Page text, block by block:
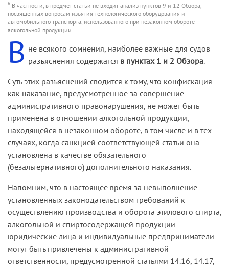
6 В частности, в предмет статьи не входит анализ пунктов 9 и 12 Обзора,
посвященных вопросам изъятия технологического оборудования и
автомобильного транспорта, использованного при незаконном обороте
алкогольной продукции.
В не всякого сомнения, наиболее важные для судов
разъяснения содержатся в пунктах 1 и 2 Обзора.
Суть этих разъяснений сводится к тому, что конфискация
как наказание, предусмотренное за совершение
административного правонарушения, не может быть
применена в отношении алкогольной продукции,
находящейся в незаконном обороте, в том числе и в тех
случаях, когда санкцией соответствующей статьи она
установлена в качестве обязательного
(безальтернативного) дополнительного наказания.
Напомним, что в настоящее время за невыполнение
установленных законодательством требований к
осуществлению производства и оборота этилового спирта,
алкогольной и спиртосодержащей продукции
юридические лица и индивидуальные предприниматели
могут быть привлечены к административной
ответственности, предусмотренной статьями 14.16, 14.17,